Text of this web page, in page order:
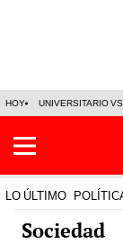
HOY UNIVERSITARIO
LO ÚLTIMO
Sociedad